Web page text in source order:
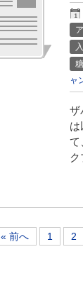
ャ
ザ
は
て
« 前へ 1 2